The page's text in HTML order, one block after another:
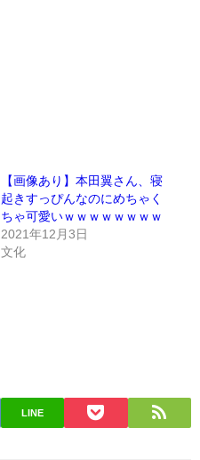
【画像あり】本田翼さん、寝
起きすっぴんなのにめちゃく
ちゃ可愛いｗｗｗｗｗｗｗｗ
2021年12月3日
文化
LINE